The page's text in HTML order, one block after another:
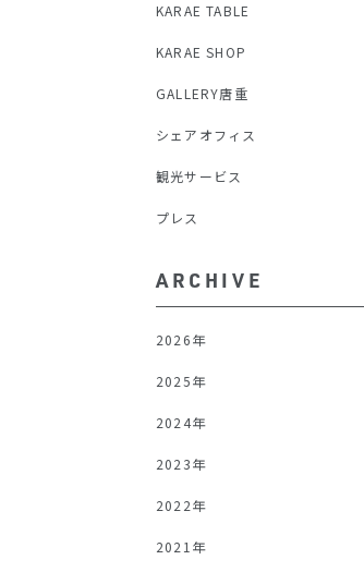
KARAE TABLE
KARAE SHOP
GALLERY唐重
シェアオフィス
観光サービス
プレス
ARCHIVE
2026年
2025年
2024年
2023年
2022年
2021年